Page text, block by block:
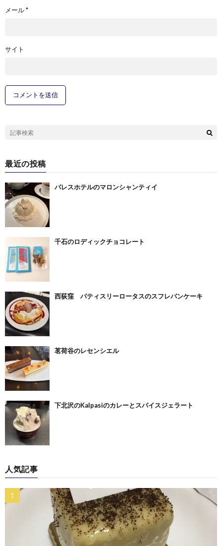
メール*
サイト
最近の投稿
パレスホテルのマロンシャンティイ
千石のロディックチョコレート
西荻窪 パティスリーロータスのスフレパンケーキ
茗荷谷のレセンシエル
下北沢のKalpasiのカレーとスパイスジェラート
人気記事